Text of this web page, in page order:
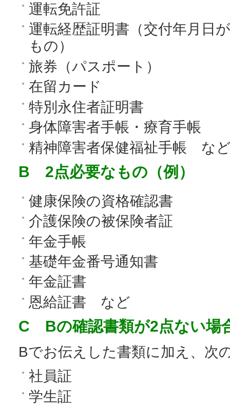
運転免許証
運転経歴証明書（交付年月日
もの）
旅券（パスポート）
在留カード
特別永住者証明書
身体障害者手帳・療育手帳
精神障害者保健福祉手帳 な
B 2点必要なもの（例）
健康保険の資格確認書
介護保険の被保険者証
年金手帳
基礎年金番号通知書
年金証書
恩給証書 など
C Bの確認書類が2点ない場
Bでお伝えした書類に加え、次
社員証
学生証